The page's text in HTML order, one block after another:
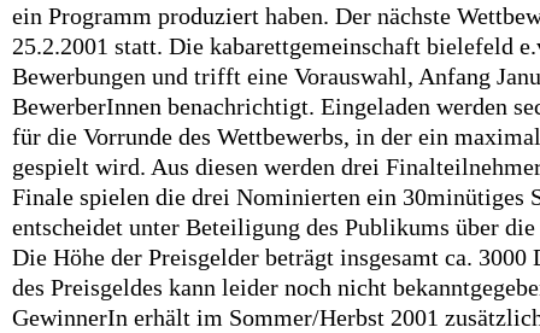
ein Programm produziert haben. Der nächste
25.2.2001 statt. Die kabarettgemeinschaft bielefeld
Bewerbungen und trifft eine Vorauswahl, Anfang
BewerberInnen benachrichtigt. Eingeladen werden
für die Vorrunde des Wettbewerbs, in der ein
gespielt wird. Aus diesen werden drei
Finale spielen die drei Nominierten ein 30minütiges
entscheidet unter Beteiligung des Publikums über
Die Höhe der Preisgelder beträgt insgesamt ca. 3000
des Preisgeldes kann leider noch nicht
GewinnerIn erhält im Sommer/Herbst 2001